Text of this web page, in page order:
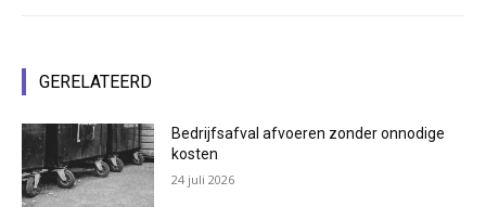
GERELATEERD
Bedrijfsafval afvoeren zonder onnodige
kosten
24 juli 2026